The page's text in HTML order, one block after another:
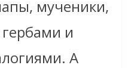
мученики,
и
А